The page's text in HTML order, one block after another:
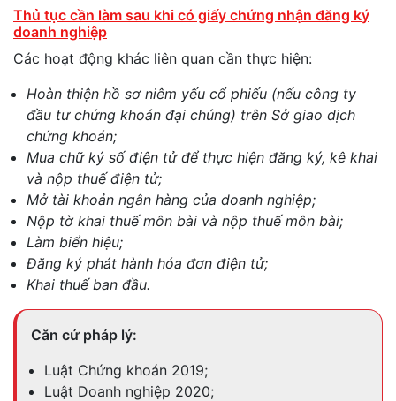
Thủ tục cần làm sau khi có giấy chứng nhận đăng ký
doanh nghiệp
Các hoạt động khác liên quan cần thực hiện:
Hoàn thiện hồ sơ niêm yếu cổ phiếu (nếu công ty
đầu tư chứng khoán đại chúng) trên Sở giao dịch
chứng khoán;
Mua chữ ký số điện tử để thực hiện đăng ký, kê khai
và nộp thuế điện tử;
Mở tài khoản ngân hàng của doanh nghiệp;
Nộp tờ khai thuế môn bài và nộp thuế môn bài;
Làm biển hiệu;
Đăng ký phát hành hóa đơn điện tử;
Khai thuế ban đầu.
Căn cứ pháp lý:
Luật Chứng khoán 2019;
Luật Doanh nghiệp 2020;